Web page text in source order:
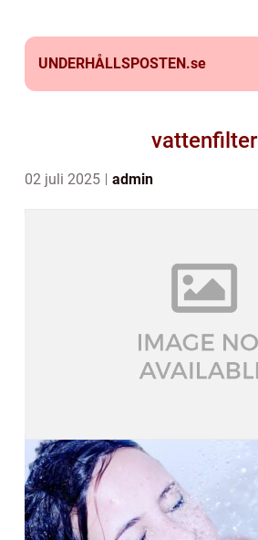
UNDERHÅLLSPOSTEN.se
vattenfilter
02 juli 2025 admin